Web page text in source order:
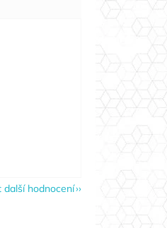
obchodu je 5 z 5 hvězdiček.
další hodnocení